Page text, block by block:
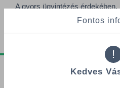
A gyors ügyintézés
Fontos
!
Kedves